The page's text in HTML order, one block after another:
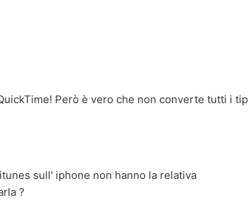
Però è vero che non converte tutti i
sull' iphone non hanno la relativa
?